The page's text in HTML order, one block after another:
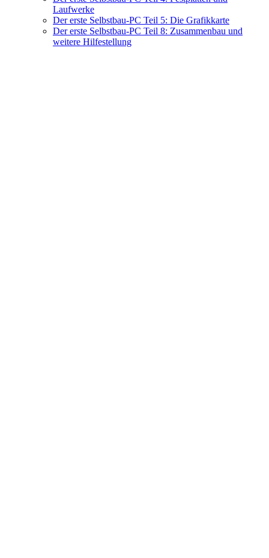
Laufwerke
Der erste Selbstbau-PC Teil 5: Die Grafikkarte
Der erste Selbstbau-PC Teil 8: Zusammenbau und
weitere Hilfestellung